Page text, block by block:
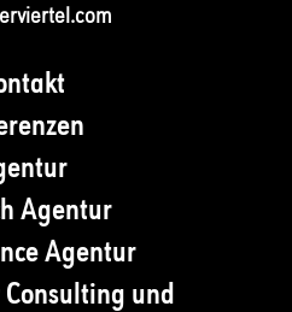
Agentur
Agentur
und